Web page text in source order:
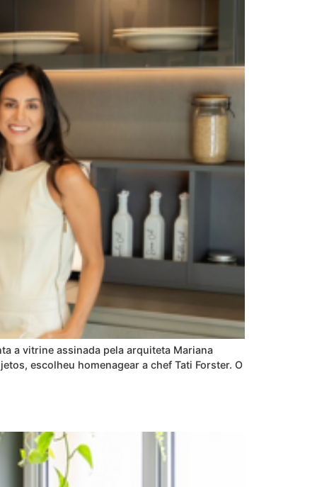
a vitrine assinada pela arquiteta Mariana
escolheu homenagear a chef Tati Forster. O